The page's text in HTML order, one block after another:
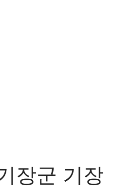
장군 기장